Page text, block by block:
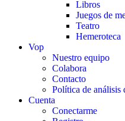
Libros
Juegos de
Teatro
Hemeroteca
Vop
Nuestro equipo
Colabora
Contacto
Política de análisis
Cuenta
Conectarme